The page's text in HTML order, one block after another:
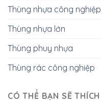
Thùng nhựa công nghiệp
Thùng nhựa lớn
Thùng phuy nhựa
Thùng rác công nghiệp
CÓ THỂ BẠN SẼ THÍCH